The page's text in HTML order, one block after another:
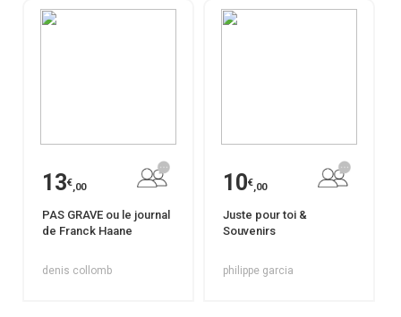
13€,00
PAS GRAVE ou le journal
de Franck Haane
denis collomb
10€,00
Juste pour toi &
Souvenirs
philippe garcia